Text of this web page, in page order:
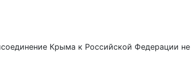
Крыма к Российской Федерации не